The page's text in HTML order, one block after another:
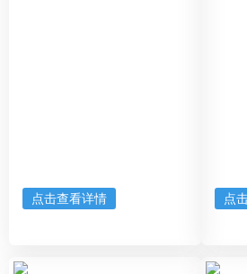
点击查看详情 点